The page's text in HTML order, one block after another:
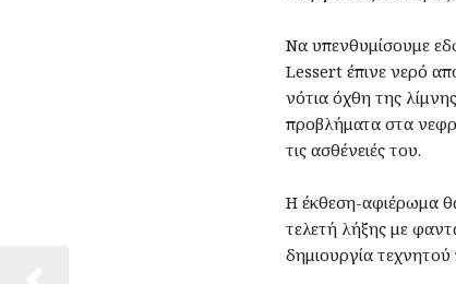
Να υπενθυμίσουμε
Lessert έπινε νερό
νότια όχθη της
προβλήματα στα
τις ασθένειές του.
Η έκθεση-αφιέρωμα θα
τελετή λήξης με
δημιουργία